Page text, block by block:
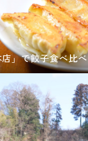
」で餃子食べ比べ